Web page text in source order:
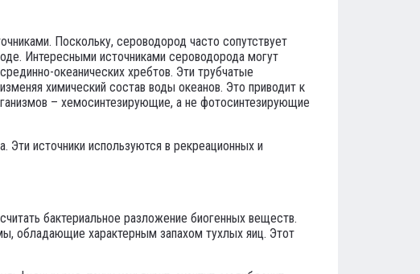
Поскольку, сероводород часто сопутствует
Интересными источниками сероводорода могут
океанических хребтов. Эти трубчатые
химический состав воды океанов. Это приводит к
– хемосинтезирующие, а не фотосинтезирующие
источники используются в рекреационных и
бактериальное разложение биогенных веществ.
обладающие характерным запахом тухлых яиц. Этот